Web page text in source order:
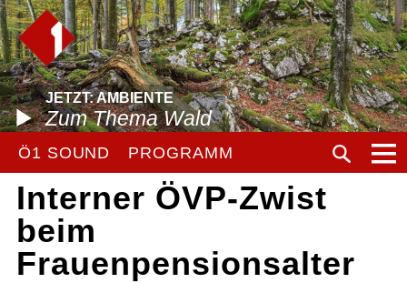
JETZT: AMBIENTE
Zum Thema Wald
Ö1 SOUND PROGRAMM
Interner ÖVP-Zwist
beim
Frauenpensionsalter